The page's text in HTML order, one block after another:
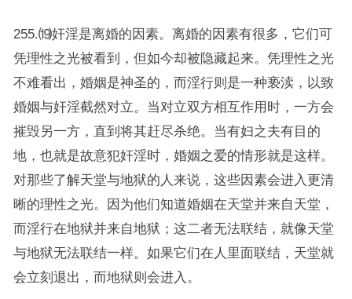
255.⒆奸淫是离婚的因素。离婚的因素有很多，它们可
凭理性之光被看到，但如今却被隐藏起来。凭理性之光
不难看出，婚姻是神圣的，而淫行则是一种亵渎，以致
婚姻与奸淫截然对立。当对立双方相互作用时，一方会
摧毁另一方，直到将其赶尽杀绝。当有妇之夫有目的
地，也就是故意犯奸淫时，婚姻之爱的情形就是这样。
对那些了解天堂与地狱的人来说，这些因素会进入更清
晰的理性之光。因为他们知道婚姻在天堂并来自天堂，
而淫行在地狱并来自地狱；这二者无法联结，就像天堂
与地狱无法联结一样。如果它们在人里面联结，天堂就
会立刻退出，而地狱则会进入。